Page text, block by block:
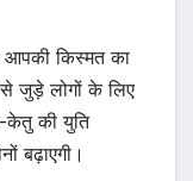
आपकी किस्मत का
से जुड़े लोगों के लिए
केतु की युति
बढ़ाएगी।